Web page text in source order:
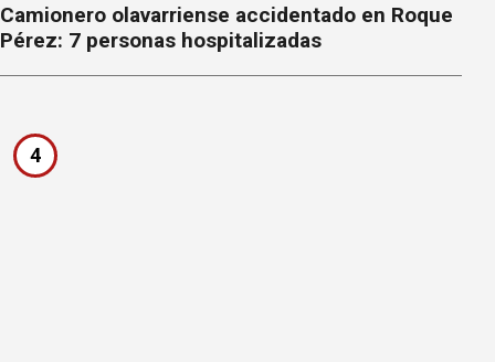
Camionero olavarriense accidentado en Roque
Pérez: 7 personas hospitalizadas
4